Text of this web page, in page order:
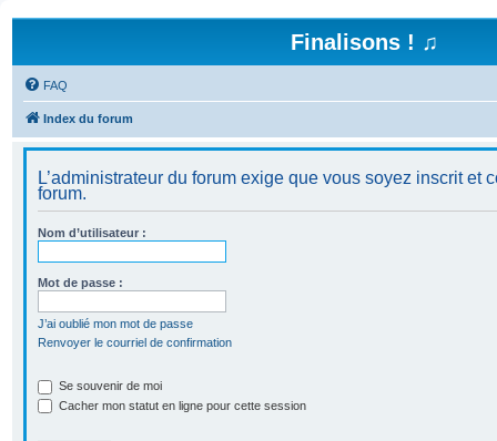
Finalisons ! ♫
FAQ
Index du forum
L’administrateur du forum exige que vous soyez inscrit et
forum.
Nom d’utilisateur :
Mot de passe :
J’ai oublié mon mot de passe
Renvoyer le courriel de confirmation
Se souvenir de moi
Cacher mon statut en ligne pour cette session